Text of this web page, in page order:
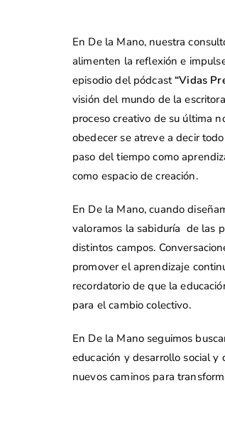
En De la Mano, nuestra
alimenten la reflexión e
episodio del pódcast“Vidas
visión del mundo de la escritora
proceso creativo de su última
obedecer se atreve a decir
paso del tiempo como
como espacio de creación.
En De la Mano, cuando
valoramos la sabiduría de las
distintos campos.
promover el aprendizaje
recordatorio de que la
para el cambio colectivo.
En De la Mano seguimos
educación y desarrollo social
nuevos caminos para